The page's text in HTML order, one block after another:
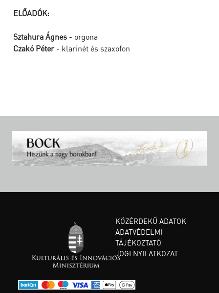
ELŐADÓK:
Sztahura Ágnes - orgona
Czakó Péter- klarinét és szaxofon
KÖZÉRDEKŰ ADATOK
ADATVÉDELMI
TÁJÉKOZTATÓ
JOGI NYILATKOZAT